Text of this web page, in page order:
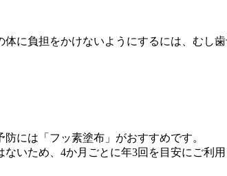
に負担をかけないようにするには、むし歯
には「フッ素塗布」がおすすめです。
いため、4か月ごとに年3回を目安にご利用